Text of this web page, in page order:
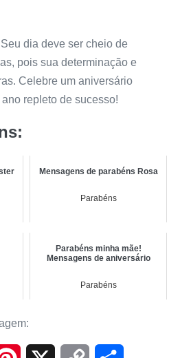
dia deve ser cheio de
pois sua determinação e
Celebre um aniversário
repleto de sucesso!
Mensagens de parabéns Rosa
Parabéns
Parabéns minha mãe!
Mensagens de aniversário
Parabéns